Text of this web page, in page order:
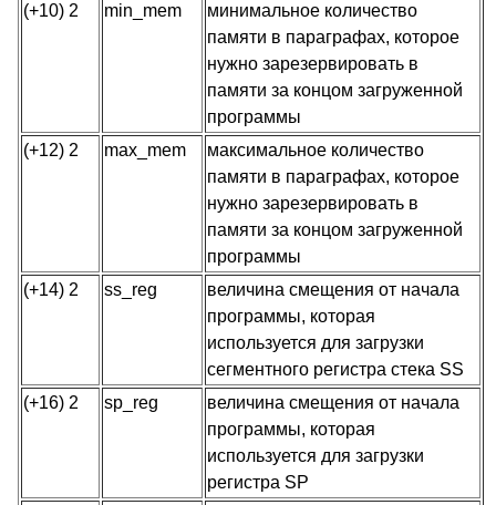
(+10) 2
min_mem
минимальное количество
памяти в параграфах, которое
нужно зарезервировать в
памяти за концом загруженной
программы
(+12) 2
max_mem
максимальное количество
памяти в параграфах, которое
нужно зарезервировать в
памяти за концом загруженной
программы
(+14) 2
ss_reg
величина смещения от начала
программы, которая
используется для загрузки
сегментного регистра стека SS
(+16) 2
sp_reg
величина смещения от начала
программы, которая
используется для загрузки
регистра SP